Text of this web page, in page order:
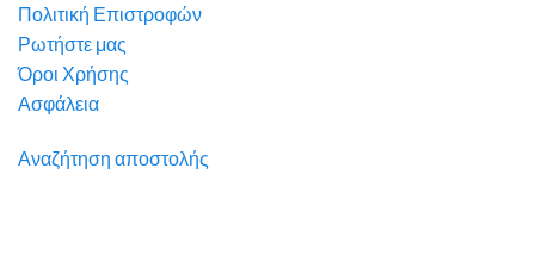
Πολιτική Επιστροφών
Ρωτήστε μας
Όροι Χρήσης
Ασφάλεια
Αναζήτηση αποστολής